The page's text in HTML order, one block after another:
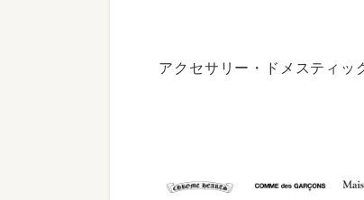
アクセサリー・ドメスティッ